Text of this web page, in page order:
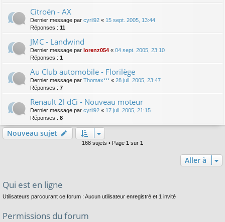
Citroën - AX
Dernier message par cyril92 « 15 sept. 2005, 13:44
Réponses : 11
JMC - Landwind
Dernier message par lorenz054 « 04 sept. 2005, 23:10
Réponses : 1
Au Club automobile - Florilège
Dernier message par Thomax*** « 28 juil. 2005, 23:47
Réponses : 7
Renault 2l dCi - Nouveau moteur
Dernier message par cyril92 « 17 juil. 2005, 21:15
Réponses : 8
Nouveau sujet
168 sujets • Page 1 sur 1
Aller à
Qui est en ligne
Utilisateurs parcourant ce forum : Aucun utilisateur enregistré et 1 invité
Permissions du forum